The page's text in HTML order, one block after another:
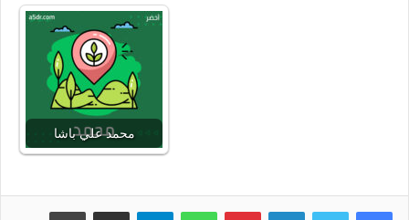
محمد علي باشا
لينكدإن بينتيريستواتساب تيلقرام مشاركة عبر البريد طباعة